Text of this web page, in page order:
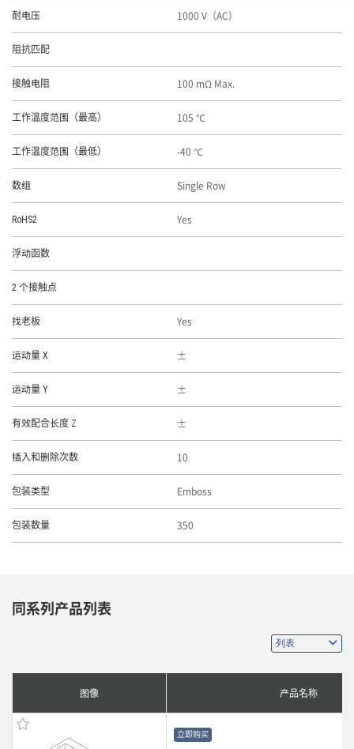
耐电压 1000 V（AC）
阻抗匹配
接触电阻 100 mΩ Max.
工作温度范围（最高） 105 ℃
工作温度范围（最低） -40 ℃
数组 Single Row
RoHS2 Yes
浮动函数
2 个接触点
找老板 Yes
运动量 X
运动量 Y
有效配合长度 Z
插入和删除次数 10
包装类型 Emboss
包装数量 350
同系列产品列表
图像 产品名称
立即购买